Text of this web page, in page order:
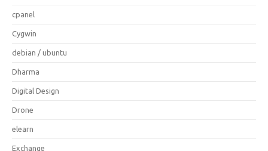
cpanel
Cygwin
debian / ubuntu
Dharma
Digital Design
Drone
elearn
Exchange